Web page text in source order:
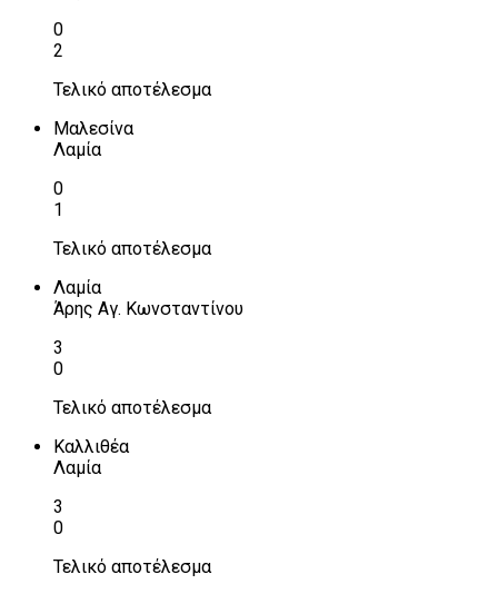
0
2
Τελικό αποτέλεσμα
Μαλεσίνα
Λαμία
0
1
Τελικό αποτέλεσμα
Λαμία
Άρης Αγ. Κωνσταντίνου
3
0
Τελικό αποτέλεσμα
Καλλιθέα
Λαμία
3
0
Τελικό αποτέλεσμα